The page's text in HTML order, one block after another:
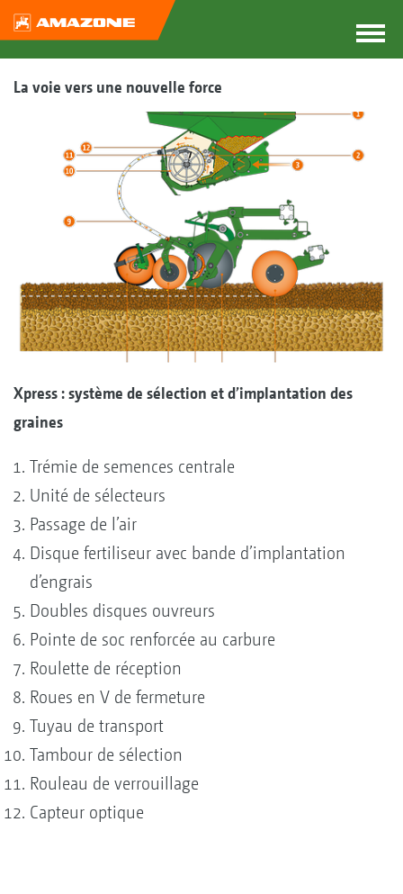
La voie vers une nouvelle force
Xpress : système de sélection et d’implantation des
graines
Trémie de semences centrale
Unité de sélecteurs
Passage de l’air
Disque fertiliseur avec bande d’implantation
d’engrais
Doubles disques ouvreurs
Pointe de soc renforcée au carbure
Roulette de réception
Roues en V de fermeture
Tuyau de transport
Tambour de sélection
Rouleau de verrouillage
Capteur optique